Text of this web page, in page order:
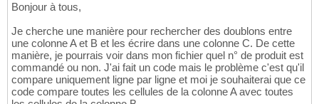
Bonjour à tous,
Je cherche une manière pour rechercher des doublons entre
une colonne A et B et les écrire dans une colonne C. De cette
manière, je pourrais voir dans mon fichier quel n° de produit est
commandé ou non. J'ai fait un code mais le problème c'est qu'il
compare uniquement ligne par ligne et moi je souhaiterai que ce
code compare toutes les cellules de la colonne A avec toutes